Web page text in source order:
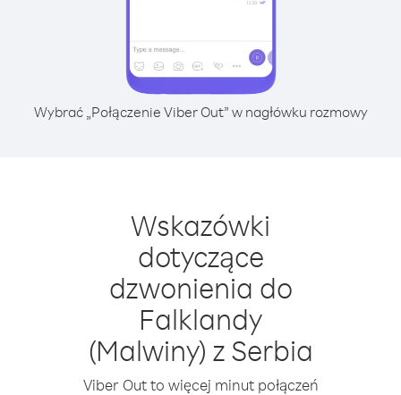
Wybrać „Połączenie Viber Out” w nagłówku rozmowy
Wskazówki
dotyczące
dzwonienia do
Falklandy
(Malwiny) z Serbia
Viber Out to więcej minut połączeń